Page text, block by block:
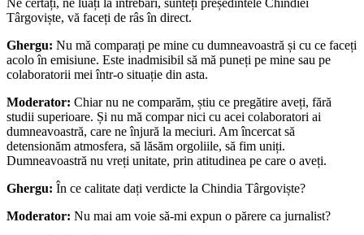
Târgoviște, vă faceți de râs în direct.
Ghergu: Nu mă comparați pe mine cu dumneavoastră și cu ce faceți
acolo în emisiune. Este inadmisibil să mă puneți pe mine sau pe
colaboratorii mei într-o situație din asta.
Moderator: Chiar nu ne comparăm, știu ce pregătire aveți, fără
studii superioare. Și nu mă compar nici cu acei colaboratori ai
dumneavoastră, care ne înjură la meciuri. Am încercat să
detensionăm atmosfera, să lăsăm orgoliile, să fim uniți.
Dumneavoastră nu vreți unitate, prin atitudinea pe care o aveți.
Ghergu: În ce calitate dați verdicte la Chindia Târgoviște?
Moderator: Nu mai am voie să-mi expun o părere ca jurnalist?